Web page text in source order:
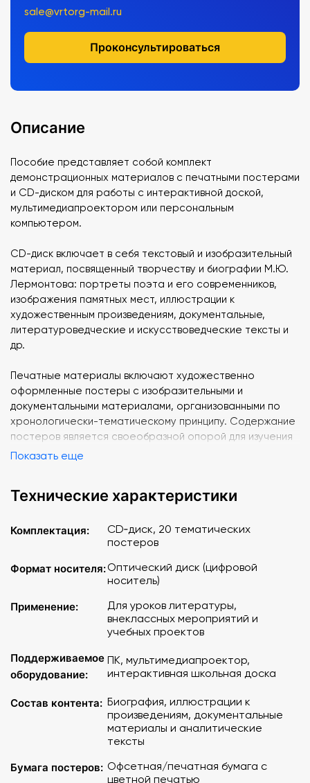
sale@vrtorg-mail.ru
Проконсультироваться
Описание
Пособие представляет собой комплект
демонстрационных материалов с печатными постерами
и CD-диском для работы с интерактивной доской,
мультимедиапроектором или персональным
компьютером.
CD-диск включает в себя текстовый и изобразительный
материал, посвященный творчеству и биографии М.Ю.
Лермонтова: портреты поэта и его современников,
изображения памятных мест, иллюстрации к
художественным произведениям, документальные,
литературоведческие и искусствоведческие тексты и
др.
Печатные материалы включают художественно
оформленные постеры c изобразительными и
документальными материалами, организованными по
хронологически-тематическому принципу. Содержание
постеров является своеобразной опорой для изучения
того или иного периода жизни и творчества поэта.
1. Детство
3. Дом в Тарханах
4. Благородный пансион (1828—1830)
6. Варвара Лопухина
7. Петербургская школа юнкеров (1832—1834)
8. Юношеская повесть «Вадим»
10. "На смерть поэта"
12. Кавказ в рисунках и живописи Лермонтова
13. Поэт и общество
14. "Песня про купца Калашникова"
15. Лермонтов — офицер
16. Вторая ссылка (1840)
17. Лермонтов и Печорин
19. Последняя дуэль (15 июля 1841)
Показать еще
Технические характеристики
Комплектация:
CD‑диск, 20 тематических
постеров
Формат носителя:Оптический диск (цифровой
носитель)
Применение:
Для уроков литературы,
внеклассных мероприятий и
учебных проектов
Поддерживаемое
оборудование:
ПК, мультимедиапроектор,
интерактивная школьная доска
Состав контента: Биография, иллюстрации к
произведениям, документальные
материалы и аналитические
тексты
Бумага постеров: Офсетная/печатная бумага с
цветной печатью